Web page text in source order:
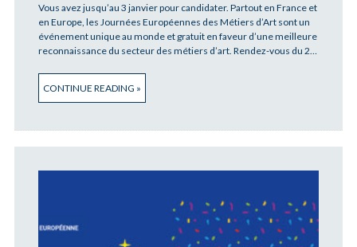
Vous avez jusqu’au 3 janvier pour candidater. Partout en France et
en Europe, les Journées Européennes des Métiers d’Art sont un
événement unique au monde et gratuit en faveur d’une meilleure
reconnaissance du secteur des métiers d’art. Rendez-vous du 2…
CONTINUE READING »